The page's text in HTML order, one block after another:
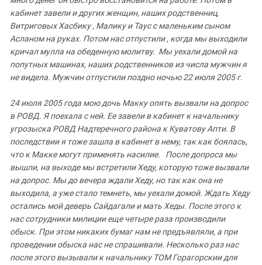
кабинет завели и других женщин, наших родственниц,
Витриговых Хасбику, Малику и Таус с маленьким сыном
Асланом на руках. Потом нас отпустили, когда мы выходили
кричал мулла на обеденную молитву. Мы уехали домой на
попутных машинах, наших родственников из числа мужчин я
не видела. Мужчин отпустили поздно ночью22июля2005г.
24июля2005года мою дочь Макку опять вызвали на допрос
вРОВД. Я поехала с ней. Ее завели в кабинет к начальнику
угрозыска РОВД Надтеречного района к Куватову Апти. В
последствии я тожезашла в кабинет в нему, так как боялась,
что к Макке могут применять насилие. После допроса мы
вышли, на выходе мы встретили Хеду, которую тоже вызвали
на допрос. Мы до вечера ждали Хеду, но так как она не
выходила, а уже стало темнеть, мы уехали домой. Ждать Хеду
остались мой деверь Сайдагали и мать Хеды. После этого к
нас сотрудники милиции еще четыре раза производили
обыск. При этом никаких бумаг нам не предъявляли, а при
проведении обыска нас не спрашивали. Несколько раз нас
после этого вызывали к начальнику ТОМ Горагорскии для